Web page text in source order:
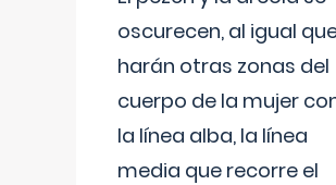
oscurecen, al igual
harán otras zonas del
cuerpo de la mujer
la línea alba, la línea
media que recorre el